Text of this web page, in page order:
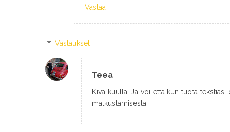
Vastaa
Vastaukset
Teea
Kiva kuulla! Ja voi että kun tuota
matkustamisesta.